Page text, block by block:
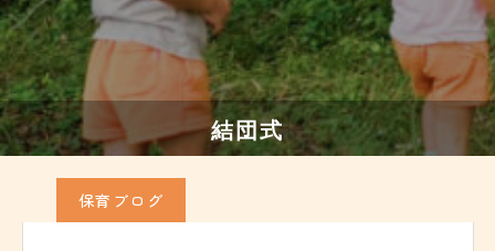
結団式
保育ブログ